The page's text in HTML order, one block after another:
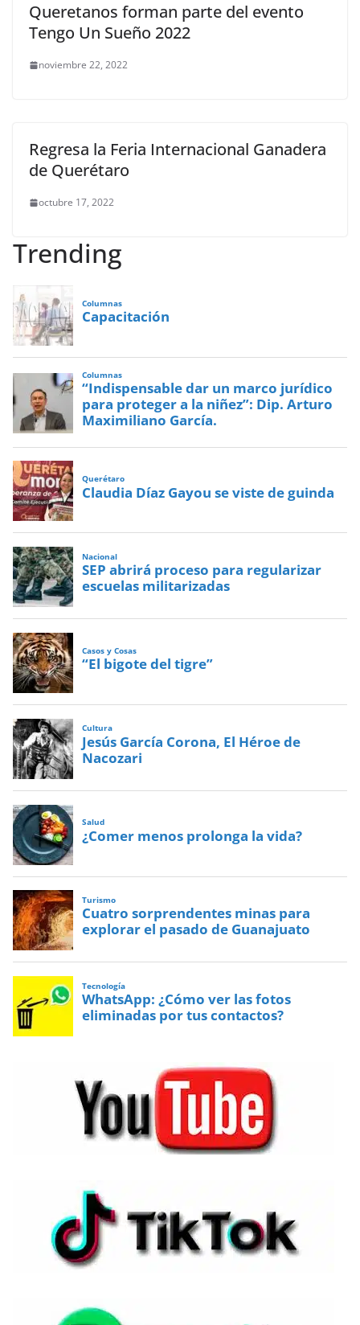
Queretanos forman parte del evento
Tengo Un Sueño 2022
noviembre 22, 2022
Regresa la Feria Internacional Ganadera
de Querétaro
octubre 17, 2022
Trending